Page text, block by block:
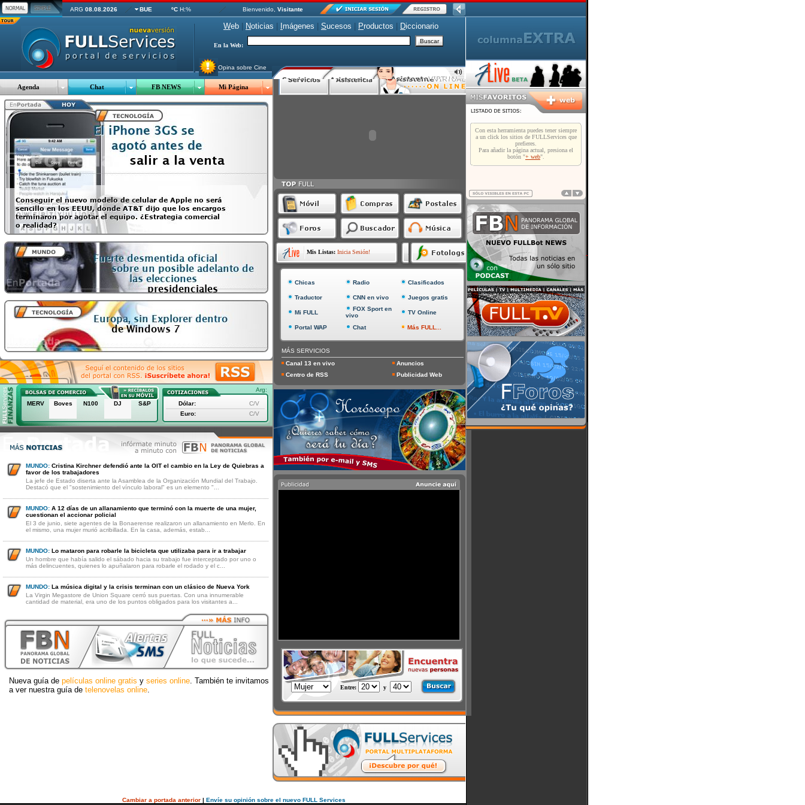
ARG 08.08.2026 BUE ºC H:% Bienvenido, Visitante
Web Noticias mágenes Sucesos Productos Diccionario
En la Web:
Opina sobre Cine
Agenda Chat FB NEWS Mi Página
Arg:
MERV Boves N100 DJ S&P Dólar:
C/V
Euro:
C/V
MUNDO: Cristina Kirchner defendió ante la OIT el cambio en la Ley de Quiebras a
favor de los trabajadores
La jefe de Estado diserta ante la Asamblea de la Organización Mundial del Trabajo.
Destacó que el "sostenimiento del vínculo laboral" es un elemento "...
MUNDO: A 12 días de un allanamiento que terminó con la muerte de una mujer,
cuestionan el accionar policial
El 3 de junio, siete agentes de la Bonaerense realizaron un allanamiento en Merlo. En
el mismo, una mujer murió acribillada. En la casa, además, estab...
MUNDO: Lo mataron para robarle la bicicleta que utilizaba para ir a trabajar
Un hombre que había salido el sábado hacia su trabajo fue interceptado por uno o
más delincuentes, quienes lo apuñalaron para robarle el rodado y el c...
MUNDO: La música digital y la crisis terminan con un clásico de Nueva York
La Virgin Megastore de Union Square cerró sus puertas. Con una innumerable
cantidad de material, era uno de los puntos obligados para los visitantes a...
Nueva guía de películas online gratis y series online. También te invitamos
a ver nuestra guía de telenovelas online.
Mis Listas: Inicia Sesión!
Chicas Radio Clasificados
Traductor CNN en vivo Juegos gratis
Mi FULL
FOX Sport en
vivo
TV Online
Portal WAP Chat Más FULL...
MÁS SERVICIOS
Canal 13 en vivo
Anuncios
Centro de RSS
Publicidad Web
Entre: y
Cambiar a portada anterior| Envíe su opinión sobre el nuevo FULL Services